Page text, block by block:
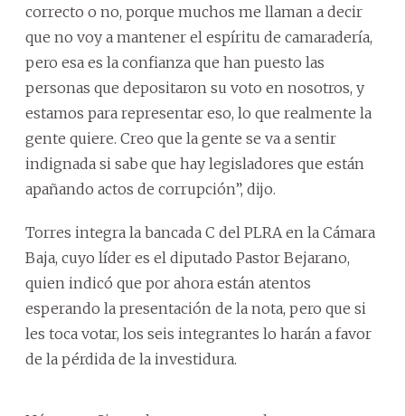
correcto o no, porque muchos me llaman a decir
que no voy a mantener el espíritu de camaradería,
pero esa es la confianza que han puesto las
personas que depositaron su voto en nosotros, y
estamos para representar eso, lo que realmente la
gente quiere. Creo que la gente se va a sentir
indignada si sabe que hay legisladores que están
apañando actos de corrupción”, dijo.
Torres integra la bancada C del PLRA en la Cámara
Baja, cuyo líder es el diputado Pastor Bejarano,
quien indicó que por ahora están atentos
esperando la presentación de la nota, pero que si
les toca votar, los seis integrantes lo harán a favor
de la pérdida de la investidura.